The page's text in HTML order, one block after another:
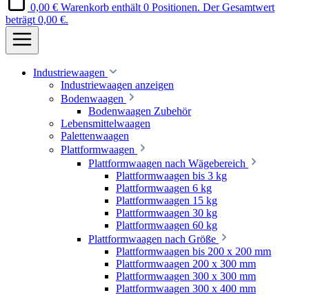
0,00 € Warenkorb enthält 0 Positionen. Der Gesamtwert
beträgt 0,00 €.
Industriewaagen
Industriewaagen anzeigen
Bodenwaagen
Bodenwaagen Zubehör
Lebensmittelwaagen
Palettenwaagen
Plattformwaagen
Plattformwaagen nach Wägebereich
Plattformwaagen bis 3 kg
Plattformwaagen 6 kg
Plattformwaagen 15 kg
Plattformwaagen 30 kg
Plattformwaagen 60 kg
Plattformwaagen nach Größe
Plattformwaagen bis 200 x 200 mm
Plattformwaagen 200 x 300 mm
Plattformwaagen 300 x 300 mm
Plattformwaagen 300 x 400 mm